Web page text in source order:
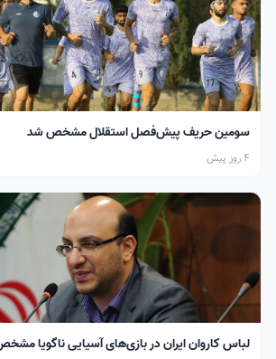
سومین حریف پیش‌فصل استقلال مشخص شد
4 روز پیش
لباس کاروان ایران در بازی‌های آسیایی ناگویا